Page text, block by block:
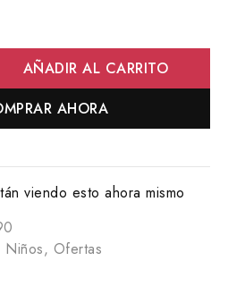
AÑADIR AL CARRITO
AHORA
viendo esto ahora mismo
Niños, Ofertas